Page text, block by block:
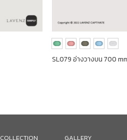
SL079 อ่างวางบน 700
COLLECTION GALLERY